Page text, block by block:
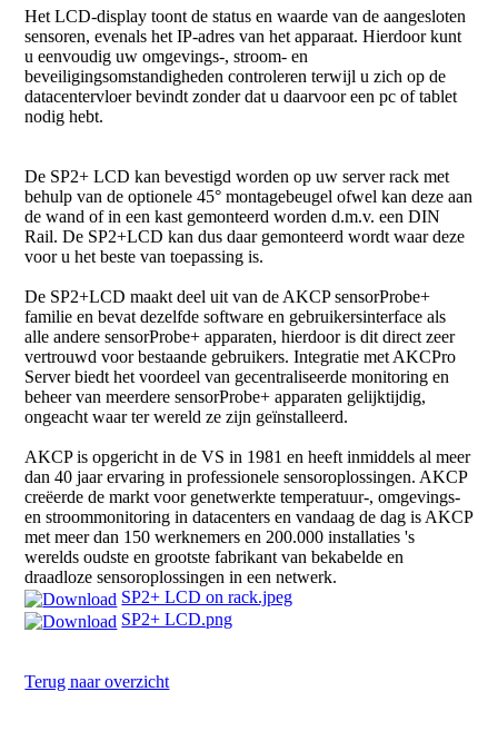
Het LCD-display toont de status en waarde van de aangesloten
sensoren, evenals het IP-adres van het apparaat. Hierdoor kunt
u eenvoudig uw omgevings-, stroom- en
beveiligingsomstandigheden controleren terwijl u zich op de
datacentervloer bevindt zonder dat u daarvoor een pc of tablet
nodig hebt.
De SP2+ LCD kan bevestigd worden op uw server rack met
behulp van de optionele 45° montagebeugel ofwel kan deze aan
de wand of in een kast gemonteerd worden d.m.v. een DIN
Rail. De SP2+LCD kan dus daar gemonteerd wordt waar deze
voor u het beste van toepassing is.
De SP2+LCD maakt deel uit van de AKCP sensorProbe+
familie en bevat dezelfde software en gebruikersinterface als
alle andere sensorProbe+ apparaten, hierdoor is dit direct zeer
vertrouwd voor bestaande gebruikers. Integratie met AKCPro
Server biedt het voordeel van gecentraliseerde monitoring en
beheer van meerdere sensorProbe+ apparaten gelijktijdig,
ongeacht waar ter wereld ze zijn geïnstalleerd.
AKCP is opgericht in de VS in 1981 en heeft inmiddels al meer
dan 40 jaar ervaring in professionele sensoroplossingen. AKCP
creëerde de markt voor genetwerkte temperatuur-, omgevings-
en stroommonitoring in datacenters en vandaag de dag is AKCP
met meer dan 150 werknemers en 200.000 installaties 's
werelds oudste en grootste fabrikant van bekabelde en
draadloze sensoroplossingen in een netwerk.
SP2+ LCD on rack.jpeg
SP2+ LCD.png
Terug naar overzicht